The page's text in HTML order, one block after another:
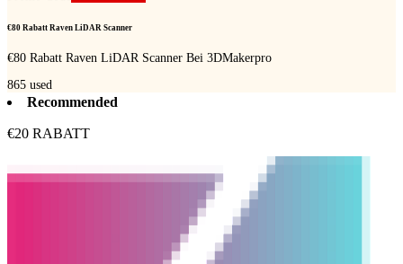
€80 Rabatt Raven LiDAR Scanner
€80 Rabatt Raven LiDAR Scanner Bei 3DMakerpro
865 used
Recommended
€20 RABATT